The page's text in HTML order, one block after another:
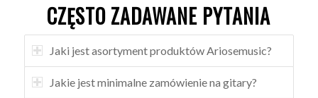
CZĘSTO ZADAWANE PYTANIA
Jaki jest asortyment produktów Ariosemusic?
Jakie jest minimalne zamówienie na gitary?